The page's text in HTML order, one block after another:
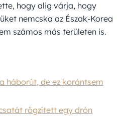
hogy alig várja, hogy
nemcska az Észak-Korea
számos más területen is.
háborút, de ez korántsem
rögzített egy drón